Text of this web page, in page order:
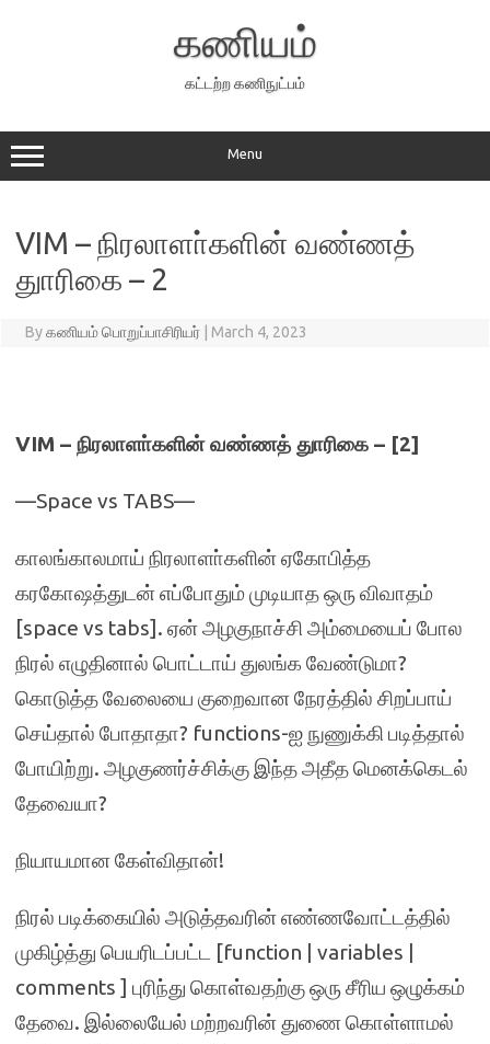
கணியம்
கட்டற்ற கணிநுட்பம்
Menu
VIM – நிரலாளா்களின் வண்ணத்
துாரிகை – 2
Byகணியம் பொறுப்பாசிரியர் March 4, 2023
VIM – நிரலாளா்களின் வண்ணத் துாரிகை – [2]
—Space vs TABS—
காலங்காலமாய் நிரலாளா்களின் ஏகோபித்த
கரகோஷத்துடன் எப்போதும் முடியாத ஒரு விவாதம்
[space vs tabs]. ஏன் அழகுநாச்சி அம்மையைப் போல
நிரல் எழுதினால் பொட்டாய் துலங்க வேண்டுமா?
கொடுத்த வேலையை குறைவான நேரத்தில் சிறப்பாய்
செய்தால் போதாதா? functions-ஐ நுணுக்கி படித்தால்
போயிற்று. அழகுணர்ச்சிக்கு இந்த அதீத மெனக்கெடல்
தேவையா?
நியாயமான கேள்விதான்!
நிரல் படிக்கையில் அடுத்தவரின் எண்ணவோட்டத்தில்
முகிழ்த்து பெயரிடப்பட்ட [function | variables |
comments ] புரிந்து கொள்வதற்கு ஒரு சீரிய ஒழுக்கம்
தேவை. இல்லையேல் மற்றவரின் துணை கொள்ளாமல்